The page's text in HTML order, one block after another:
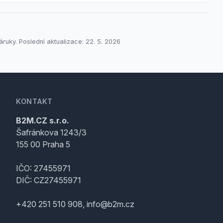
Poslední aktualizace: 22. 5. 2026
KONTAKT
B2M.CZ s.r.o.
Šafránkova 1243/3
155 00 Praha 5
IČO: 27455971
DIČ: CZ27455971
+420 251 510 908, info@b2m.cz